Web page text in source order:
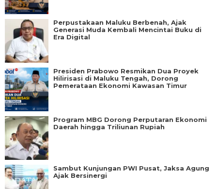
Perpustakaan Maluku Berbenah, Ajak
Generasi Muda Kembali Mencintai Buku di
Era Digital
Presiden Prabowo Resmikan Dua Proyek
Hilirisasi di Maluku Tengah, Dorong
Pemerataan Ekonomi Kawasan Timur
Program MBG Dorong Perputaran Ekonomi
Daerah hingga Triliunan Rupiah
Sambut Kunjungan PWI Pusat, Jaksa Agung
Ajak Bersinergi